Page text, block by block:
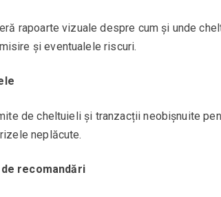
rapoarte vizuale despre cum și unde
și eventualele riscuri.
de cheltuieli și tranzacții neobișnuite
neplăcute.
recomandări